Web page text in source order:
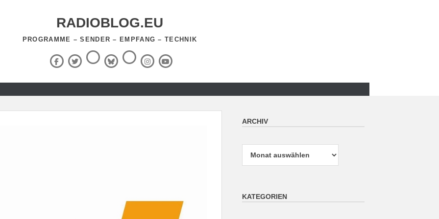
RADIOBLOG.EU
PROGRAMME – SENDER – EMPFANG – TECHNIK
Facebook
X
(Twitter)
ThreadsBlueSky
RSS-
Feed InstagramYouTube
ARCHIV
KATEGORIEN